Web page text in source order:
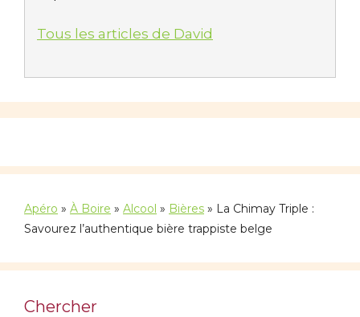
Tous les articles de David
Apéro » À Boire » Alcool » Bières » La Chimay Triple :
Savourez l’authentique bière trappiste belge
Chercher